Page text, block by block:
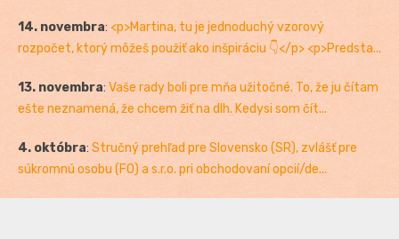
14. novembra: <p>Martina, tu je jednoduchý vzorový
rozpočet, ktorý môžeš použiť ako inšpiráciu 👇</p> <p>Predsta...
13. novembra: Vaše rady boli pre mňa užitočné. To, že ju čítam
ešte neznamená, že chcem žiť na dlh. Kedysi som čít...
4. októbra: Stručný prehľad pre Slovensko (SR), zvlášť pre
súkromnú osobu (FO) a s.r.o. pri obchodovaní opcií/de...